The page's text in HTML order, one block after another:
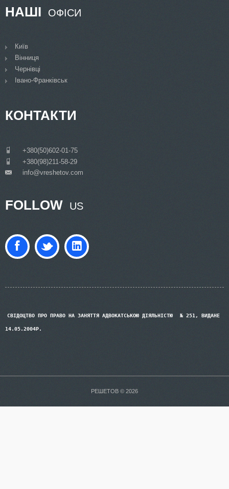
НАШІ ОФІСИ
Київ
Вінниця
Чернівці
Івано-Франківськ
КОНТАКТИ
+380(50)602-01-75
+380(98)211-58-29
info@vreshetov.com
FOLLOW US
СВІДОЦТВО ПРО ПРАВО НА ЗАНЯТТЯ АДВОКАТСЬКОЮ ДІЯЛЬНІСТЮ № 251, ВИДАНЕ
14.05.2004Р.
РЕШЕТОВ © 2026